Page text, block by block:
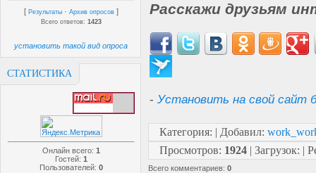
[ Результаты · Архив опросов ]
Всего ответов: 1423
установить такой вид опроса
СТАТИСТИКА
Онлайн всего: 1
Гостей: 1
Пользователей: 0
Расскажи друзьям
- Установить на свой сайт
Категория: | Добавил:
Просмотров: 1924 | Загрузок: |
Всего комментариев: 0